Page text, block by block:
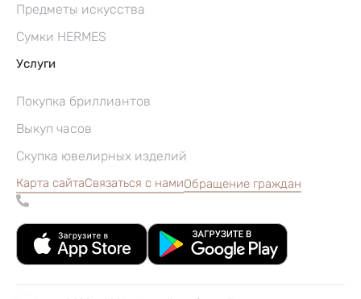
Предметы искусства
Сумки HERMES
Услуги
Покупка бриллиантов
Выкуп часов
Скупка ювелирных изделий
Карта сайтаСвязаться с намиОбращение граждан